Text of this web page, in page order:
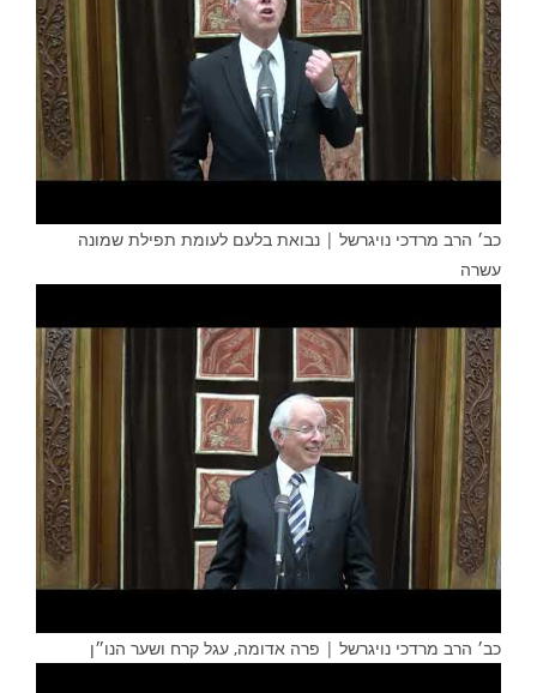
כב׳ הרב מרדכי נויגרשל | נבואת בלעם לעומת תפילת שמונה
עשרה
כב׳ הרב מרדכי נויגרשל | פרה אדומה, עגל קרח ושער הנו״ן